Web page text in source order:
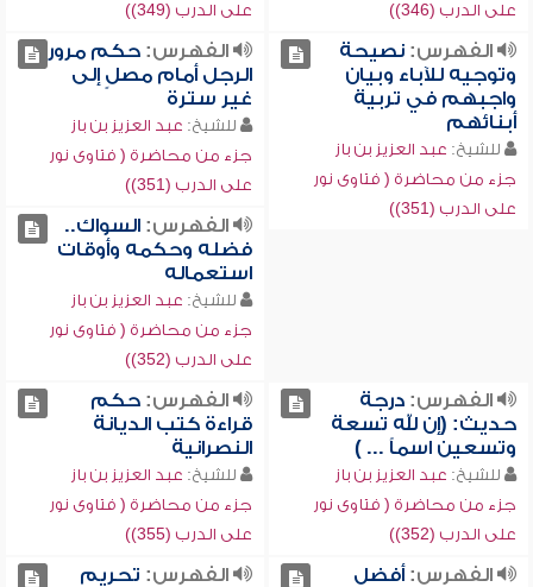
على الدرب (346))
على الدرب (349))
الفهرس:نصيحة
وتوجيه للآباء وبيان
واجبهم في تربية
أبنائهم
للشيخ: عبد العزيز بن باز
جزء من محاضرة ( فتاوى نور
على الدرب (351))
الفهرس:حكم مرور
الرجل أمام مصلٍ إلى
غير سترة
للشيخ: عبد العزيز بن باز
جزء من محاضرة ( فتاوى نور
على الدرب (351))
الفهرس:السواك..
فضله وحكمه وأوقات
استعماله
للشيخ: عبد العزيز بن باز
جزء من محاضرة ( فتاوى نور
على الدرب (352))
الفهرس:درجة
حديث: (إن لله تسعة
وتسعين اسماً ... )
للشيخ: عبد العزيز بن باز
جزء من محاضرة ( فتاوى نور
على الدرب (352))
الفهرس:حكم
قراءة كتب الديانة
النصرانية
للشيخ: عبد العزيز بن باز
جزء من محاضرة ( فتاوى نور
على الدرب (355))
الفهرس:أفضل
الفهرس: تحريم